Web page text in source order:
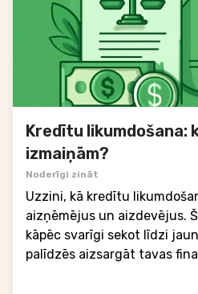
Kredītu likumdošana:
izmaiņām?
Noderīgi zināt
Uzzini, kā kredītu
aizņēmējus un aizdevējus.
kāpēc svarīgi sekot līdzi
palīdzēs aizsargāt tavas